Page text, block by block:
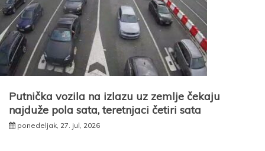
Putnička vozila na izlazu uz zemlje čekaju
najduže pola sata, teretnjaci četiri sata
ponedeljak, 27. jul, 2026